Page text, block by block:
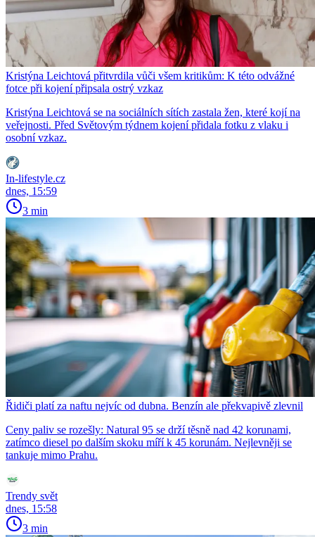
Kristýna Leichtová přitvrdila vůči všem kritikům: K této odvážné
fotce při kojení připsala ostrý vzkaz
Kristýna Leichtová se na sociálních sítích zastala žen, které kojí na
veřejnosti. Před Světovým týdnem kojení přidala fotku z vlaku i
osobní vzkaz.
In-lifestyle.cz
dnes, 15:59
3 min
Řidiči platí za naftu nejvíc od dubna. Benzín ale překvapivě zlevnil
Ceny paliv se rozešly: Natural 95 se drží těsně nad 42 korunami,
zatímco diesel po dalším skoku míří k 45 korunám. Nejlevněji se
tankuje mimo Prahu.
Trendy svět
dnes, 15:58
3 min